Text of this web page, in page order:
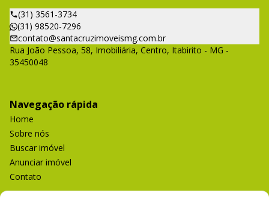
(31) 3561-3734
(31) 98520-7296
contato@santacruzimoveismg.com.br
Rua João Pessoa, 58, Imobiliária, Centro, Itabirito - MG -
35450048
Navegação rápida
Home
Sobre nós
Buscar imóvel
Anunciar imóvel
Contato